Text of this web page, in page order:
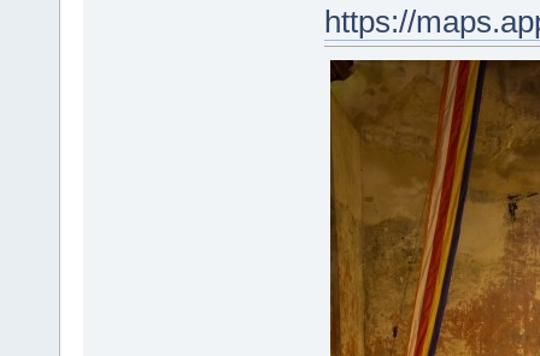
https://